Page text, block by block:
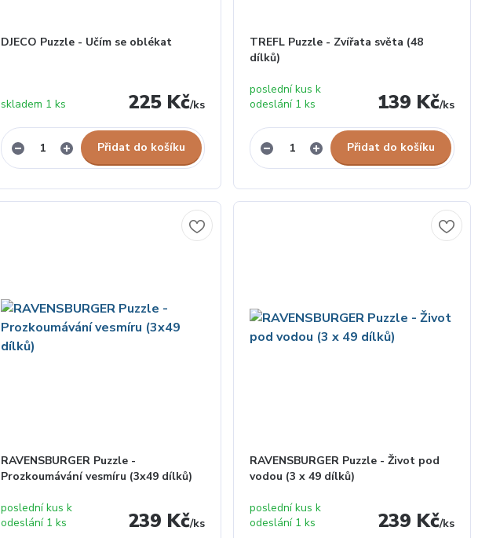
DJECO Puzzle - Učím se oblékat
225 Kč/ks
skladem 1 ks
Přidat do košíku
TREFL Puzzle - Zvířata světa (48
dílků)
139 Kč/ks
poslední kus k
odeslání 1 ks
Přidat do košíku
RAVENSBURGER Puzzle -
Prozkoumávání vesmíru (3x49 dílků)
239 Kč/ks
poslední kus k
odeslání 1 ks
RAVENSBURGER Puzzle - Život pod
vodou (3 x 49 dílků)
239 Kč/ks
poslední kus k
odeslání 1 ks